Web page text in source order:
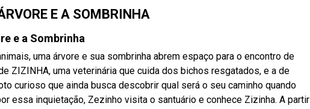
E A SOMBRINHA
e a Sombrinha
uma árvore e sua sombrinha abrem espaço para o encontro de
ZIZINHA, uma veterinária que cuida dos bichos resgatados, e a de
curioso que ainda busca descobrir qual será o seu caminho quando
essa inquietação, Zezinho visita o santuário e conhece Zizinha. A partir